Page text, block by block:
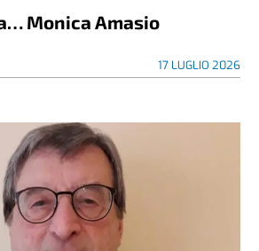
Monica Amasio
17 LUGLIO 2026